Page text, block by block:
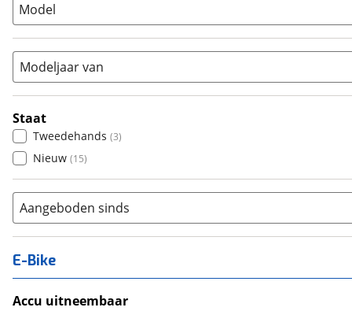
Tandem
Vouwfiets (2)
Model
Modeljaar van
Staat
Tweedehands (3)
Nieuw (15)
Aangeboden sinds
E-Bike
Accu uitneembaar